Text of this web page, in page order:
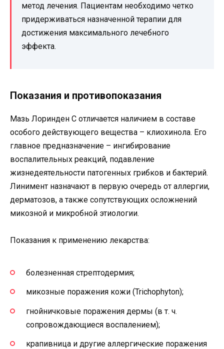
метод лечения. Пациентам необходимо четко
придерживаться назначенной терапии для
достижения максимального лечебного
эффекта.
Показания и противопоказания
Мазь Лоринден С отличается наличием в составе
особого действующего вещества – клиохинола. Его
главное предназначение – ингибирование
воспалительных реакций, подавление
жизнедеятельности патогенных грибков и бактерий.
Линимент назначают в первую очередь от аллергии,
дерматозов, а также сопутствующих осложнений
микозной и микробной этиологии.
Показания к применению лекарства:
болезненная стрептодермия;
микозные поражения кожи (Trichophyton);
гнойничковые поражения дермы (в т. ч.
сопровождающиеся воспалением);
крапивница и другие аллергические поражения